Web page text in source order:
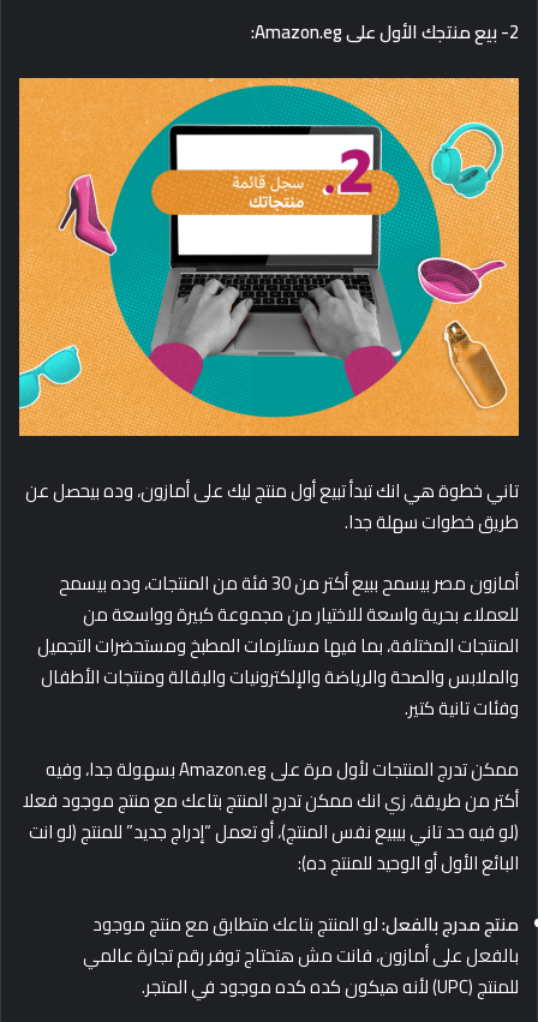
2- بيع منتجك الأول على Amazon.eg:
تاني خطوة هي انك تبدأ تبيع أول منتج ليك على أمازون، وده بيحصل عن
طريق خطوات سهلة جدا.
أمازون مصر بيسمح ببيع أكتر من 30 فئة من المنتجات، وده بيسمح
للعملاء بحرية واسعة للاختيار من مجموعة كبيرة وواسعة من
المنتجات المختلفة، بما فيها مستلزمات المطبخ ومستحضرات التجميل
والملابس والصحة والرياضة والإلكترونيات والبقالة ومنتجات الأطفال
وفئات تانية كتير.
ممكن تدرج المنتجات لأول مرة على Amazon.eg بسهولة جدا، وفيه
أكتر من طريقة، زي انك ممكن تدرج المنتج بتاعك مع منتج موجود فعلا
(لو فيه حد تاني بيبيع نفس المنتج)، أو تعمل “إدراج جديد” للمنتج (لو انت
البائع الأول أو الوحيد للمنتج ده):
منتج مدرج بالفعل:لو المنتج بتاعك متطابق مع منتج موجود
بالفعل على أمازون، فانت مش هتحتاج توفر رقم تجارة عالمي
للمنتج (UPC) لأنه هيكون كده كده موجود في المتجر.